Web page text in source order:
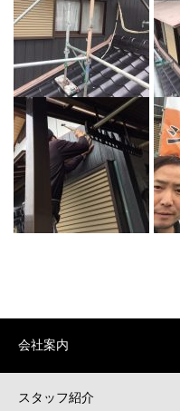
会社案内
スタッフ紹介